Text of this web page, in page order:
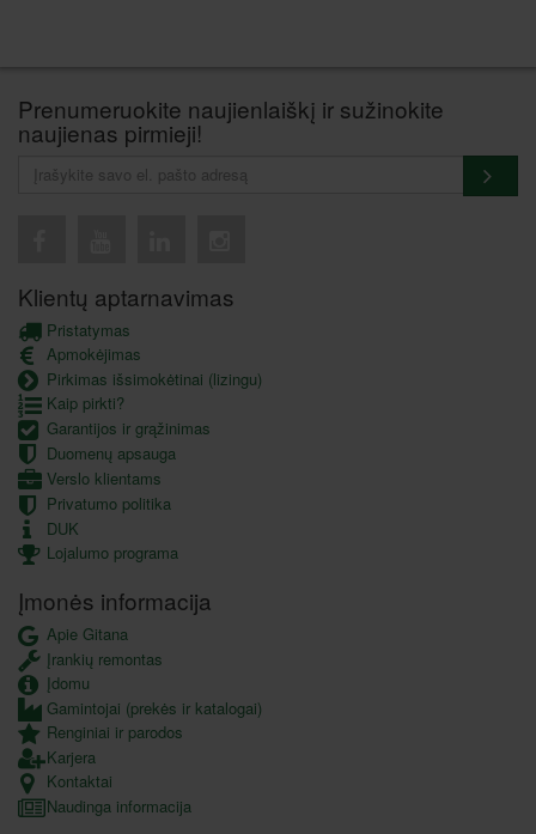
Prenumeruokite naujienlaiškį ir sužinokite
naujienas pirmieji!
Klientų aptarnavimas
Pristatymas
Apmokėjimas
Pirkimas išsimokėtinai (lizingu)
Kaip pirkti?
Garantijos ir grąžinimas
Duomenų apsauga
Verslo klientams
Privatumo politika
DUK
Lojalumo programa
Įmonės informacija
Apie Gitana
Įrankių remontas
Įdomu
Gamintojai (prekės ir katalogai)
Renginiai ir parodos
Karjera
Kontaktai
Naudinga informacija